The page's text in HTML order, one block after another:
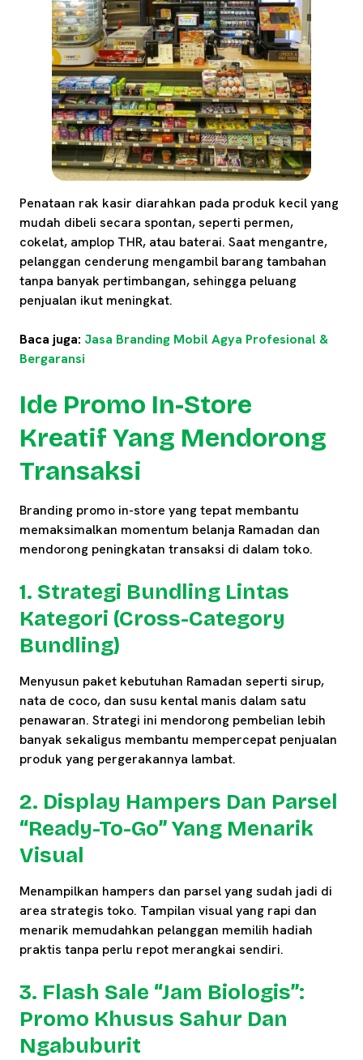
Penataan rak kasir diarahkan pada produk kecil yang
mudah dibeli secara spontan, seperti permen,
cokelat, amplop THR, atau baterai. Saat mengantre,
pelanggan cenderung mengambil barang tambahan
tanpa banyak pertimbangan, sehingga peluang
penjualan ikut meningkat.
Baca juga: Jasa Branding Mobil Agya Profesional &
Bergaransi
Ide Promo In-Store
Kreatif Yang Mendorong
Transaksi
Branding promo in-store yang tepat membantu
memaksimalkan momentum belanja Ramadan dan
mendorong peningkatan transaksi di dalam toko.
1. Strategi Bundling Lintas
Kategori (Cross-Category
Bundling)
Menyusun paket kebutuhan Ramadan seperti sirup,
nata de coco, dan susu kental manis dalam satu
penawaran. Strategi ini mendorong pembelian lebih
banyak sekaligus membantu mempercepat penjualan
produk yang pergerakannya lambat.
2. Display Hampers Dan Parsel
“Ready-To-Go” Yang Menarik
Visual
Menampilkan hampers dan parsel yang sudah jadi di
area strategis toko. Tampilan visual yang rapi dan
menarik memudahkan pelanggan memilih hadiah
praktis tanpa perlu repot merangkai sendiri.
3. Flash Sale “Jam Biologis”:
Promo Khusus Sahur Dan
Ngabuburit